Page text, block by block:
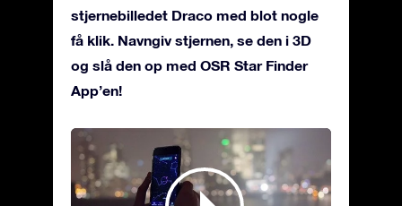
stjernebilledet Draco med blot nogle
få klik. Navngiv stjernen, se den i 3D
og slå den op med OSR Star Finder
App’en!